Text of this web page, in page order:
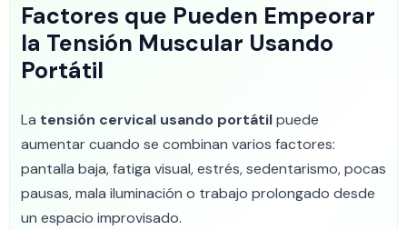
Factores que Pueden Empeorar
la Tensión Muscular Usando
Portátil
La tensión cervical usando portátilpuede
aumentar cuando se combinan varios factores:
pantalla baja, fatiga visual, estrés, sedentarismo, pocas
pausas, mala iluminación o trabajo prolongado desde
un espacio improvisado.